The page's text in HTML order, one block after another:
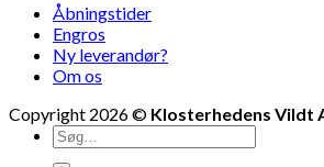
Åbningstider
Engros
Ny leverandør?
Om os
Copyright 2026 © Klosterhedens Vildt
Søg
efter: